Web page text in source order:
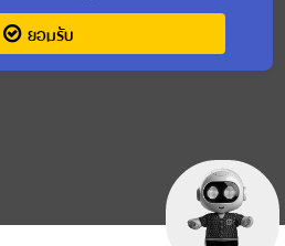
ยอมรับ